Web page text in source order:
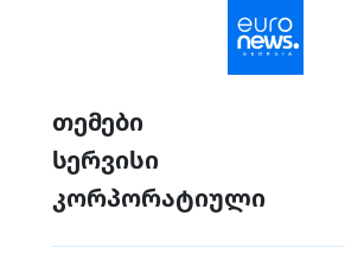
თემები
სერვისი
კორპორატიული